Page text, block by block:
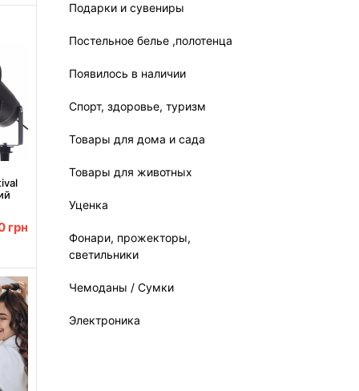
грн
Подарки и сувениры
Постельное белье ,полотенца
Появилось в наличии
Спорт, здоровье, туризм
Товары для дома и сада
Товары для животных
Уценка
Фонари, прожекторы,
светильники
Чемоданы / Сумки
Электроника